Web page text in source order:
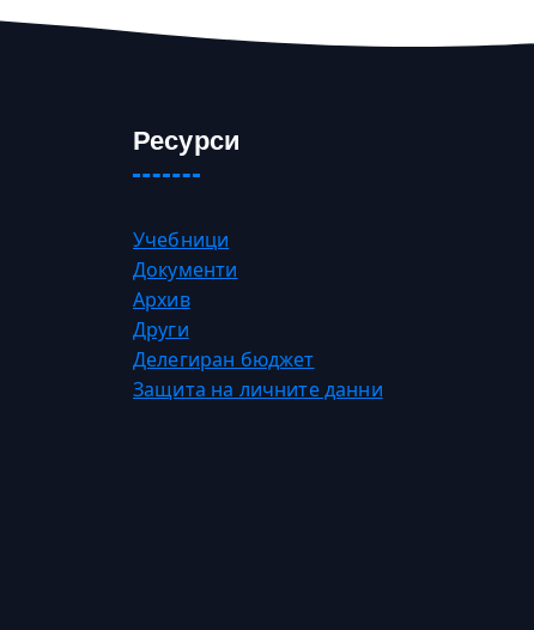
Ресурси
Учебници
Документи
Архив
Други
Делегиран бюджет
Защита на личните данни